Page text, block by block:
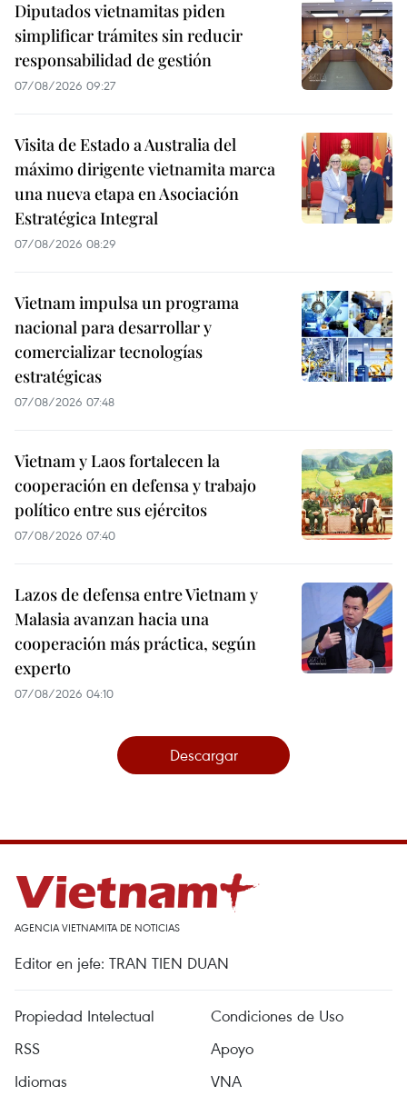
Diputados vietnamitas piden
simplificar trámites sin reducir
responsabilidad de gestión
07/08/2026 09:27
Visita de Estado a Australia del
máximo dirigente vietnamita marca
una nueva etapa en Asociación
Estratégica Integral
07/08/2026 08:29
Vietnam impulsa un programa
nacional para desarrollar y
comercializar tecnologías
estratégicas
07/08/2026 07:48
Vietnam y Laos fortalecen la
cooperación en defensa y trabajo
político entre sus ejércitos
07/08/2026 07:40
Lazos de defensa entre Vietnam y
Malasia avanzan hacia una
cooperación más práctica, según
experto
07/08/2026 04:10
Descargar
AGENCIA VIETNAMITA DE NOTICIAS
Editor en jefe: TRAN TIEN DUAN
Propiedad Intelectual
Condiciones de Uso
RSS
Apoyo
Idiomas
VNA